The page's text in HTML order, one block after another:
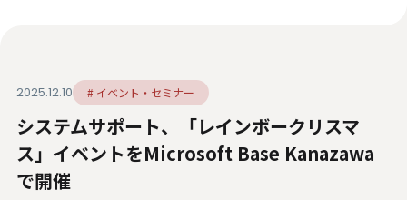
SDGsへの取り組み
健康経営宣言
ダイバーシティ・エクイティ＆インクルージョン
人材関連データ・社外からの評価
2025.12.10 # イベント・セミナー
システムサポート、「レインボークリスマ
ス」イベントをMicrosoft Base Kanazawa
で開催